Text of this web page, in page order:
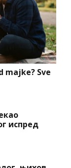
majke? Sve
испред